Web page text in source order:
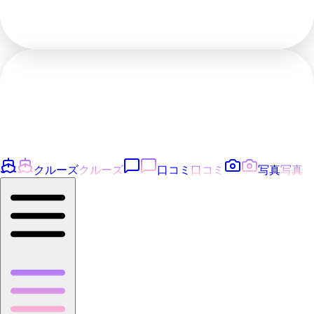
クルーズクルーズ 口コミ 口コミ 写真写真